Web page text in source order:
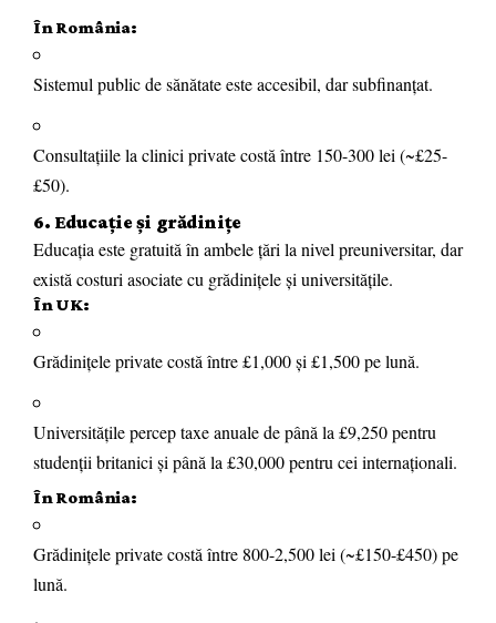
În România:
Sistemul public de sănătate este accesibil, dar subfinanțat.
Consultațiile la clinici private costă între 150-300 lei (~£25-
£50).
6. Educație și grădinițe
Educația este gratuită în ambele țări la nivel preuniversitar, dar
există costuri asociate cu grădinițele și universitățile.
În UK:
Grădinițele private costă între £1,000 și £1,500 pe lună.
Universitățile percep taxe anuale de până la £9,250 pentru
studenții britanici și până la £30,000 pentru cei internaționali.
În România:
Grădinițele private costă între 800-2,500 lei (~£150-£450) pe
lună.